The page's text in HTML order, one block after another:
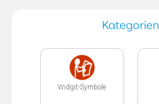
Kategorien
Widgit-Symbole